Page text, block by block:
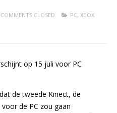
COMMENTS CLOSED PC, XBOX
de tweede Kinect, de
de PC zou gaan